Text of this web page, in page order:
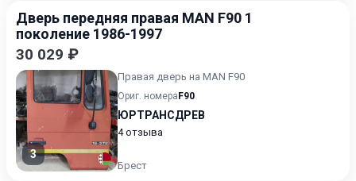
Дверь передняя правая MAN F90 1
поколение 1986-1997
30 029 ₽
3
Правая дверь на MAN F90
Ориг. номера F90
ЮРТРАНСДРЕВ
4 отзыва
Брест